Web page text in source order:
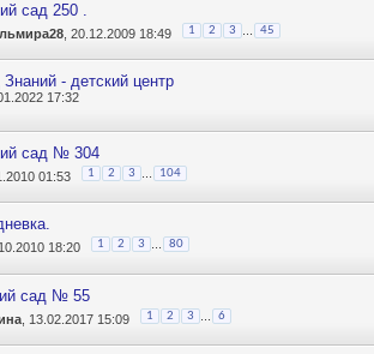
сад 250 .
, 20.12.2009 18:49 1 2 3 45
Знаний - детский центр
17:32
сад № 304
01:53 1 2 3 104
18:20 1 2 3 80
сад № 55
, 13.02.2017 15:09 1 2 3 6